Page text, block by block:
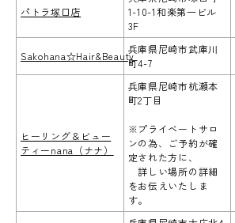
パトラ塚口店
1-10-1和楽第一ビル
3F
Sakohana☆Hair&Beauty
兵庫県尼崎市武庫川
町4-7
ヒーリング＆ビュー
ティーnana（ナナ）
兵庫県尼崎市杭瀬本
町2丁目
※プライベートサロ
ンの為、ご予約が確
定された方に、
詳しい場所の詳細
をお伝えいたしま
す。